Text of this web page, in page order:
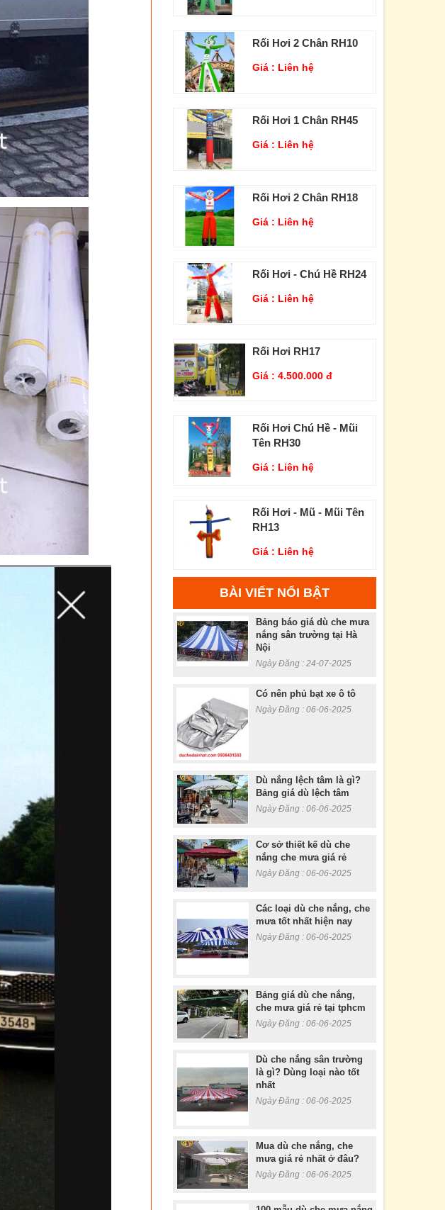
Rối Hơi 2 Chân RH10
Giá : Liên hệ
Rối Hơi 1 Chân RH45
Giá : Liên hệ
Rối Hơi 2 Chân RH18
Giá : Liên hệ
Rối Hơi - Chú Hề RH24
Giá : Liên hệ
Rối Hơi RH17
Giá : 4.500.000 đ
Rối Hơi Chú Hề - Mũi
Tên RH30
Giá : Liên hệ
Rối Hơi - Mũ - Mũi Tên
RH13
Giá : Liên hệ
BÀI VIẾT NỔI BẬT
Bảng báo giá dù che mưa
nắng sân trường tại Hà
Nội
Ngày Đăng : 24-07-2025
Có nên phủ bạt xe ô tô
Ngày Đăng : 06-06-2025
Dù nắng lệch tâm là gì?
Bảng giá dù lệch tâm
Ngày Đăng : 06-06-2025
Cơ sở thiết kế dù che
nắng che mưa giá rẻ
Ngày Đăng : 06-06-2025
Các loại dù che nắng, che
mưa tốt nhất hiện nay
Ngày Đăng : 06-06-2025
Bảng giá dù che nắng,
che mưa giá rẻ tại tphcm
Ngày Đăng : 06-06-2025
Dù che nắng sân trường
là gì? Dùng loại nào tốt
nhất
Ngày Đăng : 06-06-2025
Mua dù che nắng, che
mưa giá rẻ nhất ở đâu?
Ngày Đăng : 06-06-2025